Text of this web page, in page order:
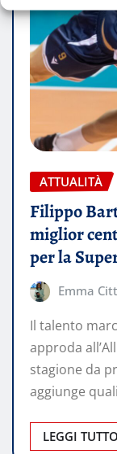
ATTUALITÀ
Filippo
miglior
per la
Emma
Il talento
approda
stagione da
aggiunge
LEGGI TUTTO